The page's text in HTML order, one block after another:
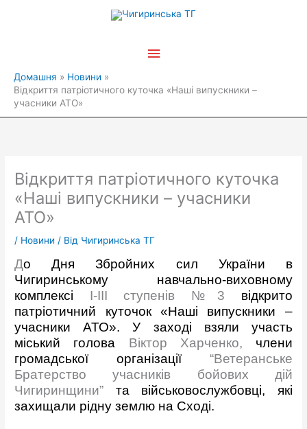
Головне
Домашня
Новини
Відкриття патріотичного куточка «Наші випускники –
учасники АТО»
Відкриття патріотичного куточка
«Наші випускники – учасники
АТО»
/ Новини / Від Чигиринська ТГ
До Дня Збройних сил України в
Чигиринському навчально-виховному
комплексі І-ІІІ ступенів №3 відкрито
патріотичний куточок «Наші випускники –
учасники АТО». У заході взяли участь
міський голова Віктор Харченко, члени
громадської організації“Ветеранське
Братерство учасників бойових дій
Чигиринщини”
та військовослужбовці, які
захищали рідну землю на Сході.